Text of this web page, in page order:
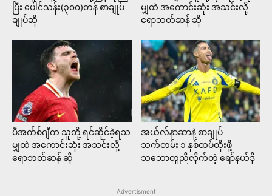
ပြီး ပေါင်သန်း(၃၀၀)တန် စာချုပ်
ချုပ်ဆို
မျှထဲ အကောင်းဆုံး အသင်းလို့
ရောဘတ်ဆန် ဆို
ပီအက်စ်ဂျီက သူတို့ ရင်ဆိုင်ခဲ့ရသ
မျှထဲ အကောင်းဆုံး အသင်းလို့
ရောဘတ်ဆန် ဆို
အယ်လ်နာဆာနဲ့ စာချုပ်
သက်တမ်း ၁ နှစ်ထပ်တိုးဖို့
သဘောတူညီလိုက်တဲ့ ရော်နယ်ဒို
Advertisment